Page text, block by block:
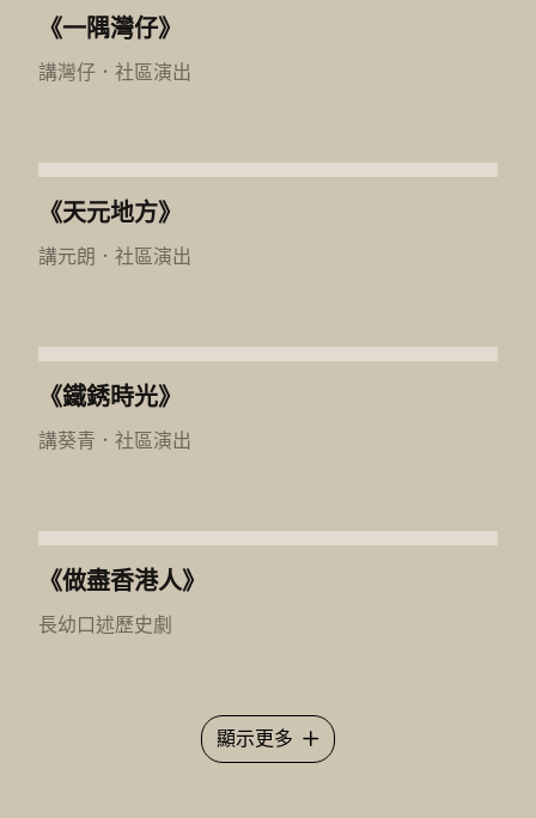
《一隅灣仔》
講灣仔 ． 社區演出
《天元地方》
講元朗 ． 社區演出
《鐵銹時光》
講葵青 ． 社區演出
《做盡香港人》
長幼口述歷史劇
顯示更多